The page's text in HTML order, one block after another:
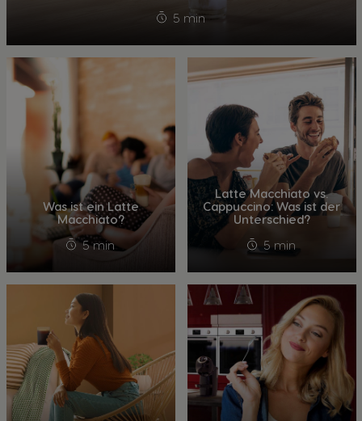
5 min
Was ist ein Latte
Macchiato?
5 min
Latte Macchiato vs.
Cappuccino: Was ist der
Unterschied?
5 min